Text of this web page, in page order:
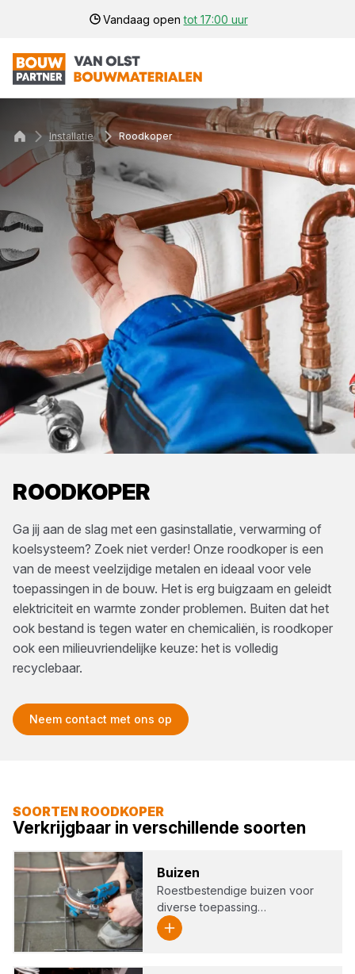
Vandaag opentot 17:00 uur
ROODKOPER
Ga jij aan de slag met een gasinstallatie, verwarming of
koelsysteem? Zoek niet verder! Onze roodkoper is een
van de meest veelzijdige metalen en ideaal voor vele
toepassingen in de bouw. Het is erg buigzaam en geleidt
elektriciteit en warmte zonder problemen. Buiten dat het
ook bestand is tegen water en chemicaliën, is roodkoper
ook een milieuvriendelijke keuze: het is volledig
recyclebaar.
Neem contact met ons op
Installatie Roodkoper
SOORTEN ROODKOPER
Verkrijgbaar in verschillende soorten
Bui­zen
Roestbestendige buizen voor
diverse toepassing…